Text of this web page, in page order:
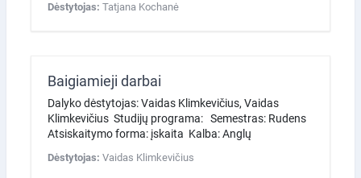
Dėstytojas: Tatjana Kochanė
Baigiamieji darbai
Dalyko dėstytojas: Vaidas Klimkevičius, Vaidas
Klimkevičius Studijų programa: Semestras: Rudens
Atsiskaitymo forma: įskaita Kalba: Anglų
Dėstytojas: Vaidas Klimkevičius